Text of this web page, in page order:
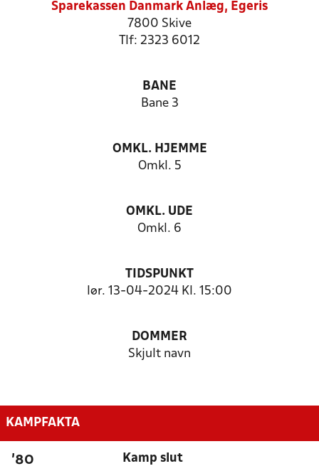
Sparekassen Danmark Anlæg, Egeris
7800 Skive
Tlf: 2323 6012
BANE
Bane 3
OMKL. HJEMME
Omkl. 5
OMKL. UDE
Omkl. 6
TIDSPUNKT
lør. 13-04-2024 Kl. 15:00
DOMMER
Skjult navn
KAMPFAKTA
'80 Kamp slut